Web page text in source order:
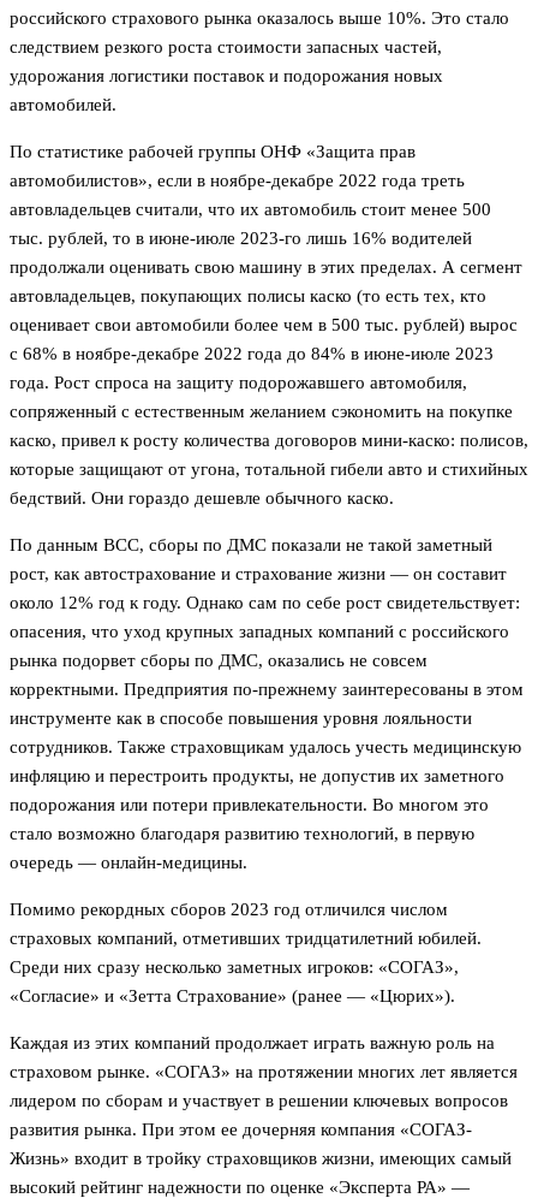
российского страхового рынка оказалось выше 10%. Это стало
следствием резкого роста стоимости запасных частей,
удорожания логистики поставок и подорожания новых
автомобилей.
По статистике рабочей группы ОНФ «Защита прав
автомобилистов», если в ноябре-декабре 2022 года треть
автовладельцев считали, что их автомобиль стоит менее 500
тыс. рублей, то в июне-июле 2023-го лишь 16% водителей
продолжали оценивать свою машину в этих пределах. А сегмент
автовладельцев, покупающих полисы каско (то есть тех, кто
оценивает свои автомобили более чем в 500 тыс. рублей) вырос
с 68% в ноябре-декабре 2022 года до 84% в июне-июле 2023
года. Рост спроса на защиту подорожавшего автомобиля,
сопряженный с естественным желанием сэкономить на покупке
каско, привел к росту количества договоров мини-каско: полисов,
которые защищают от угона, тотальной гибели авто и стихийных
бедствий. Они гораздо дешевле обычного каско.
По данным ВСС, сборы по ДМС показали не такой заметный
рост, как автострахование и страхование жизни — он составит
около 12% год к году. Однако сам по себе рост свидетельствует:
опасения, что уход крупных западных компаний с российского
рынка подорвет сборы по ДМС, оказались не совсем
корректными. Предприятия по-прежнему заинтересованы в этом
инструменте как в способе повышения уровня лояльности
сотрудников. Также страховщикам удалось учесть медицинскую
инфляцию и перестроить продукты, не допустив их заметного
подорожания или потери привлекательности. Во многом это
стало возможно благодаря развитию технологий, в первую
очередь — онлайн-медицины.
Помимо рекордных сборов 2023 год отличился числом
страховых компаний, отметивших тридцатилетний юбилей.
Среди них сразу несколько заметных игроков: «СОГАЗ»,
«Согласие» и «Зетта Страхование» (ранее — «Цюрих»).
Каждая из этих компаний продолжает играть важную роль на
страховом рынке. «СОГАЗ» на протяжении многих лет является
лидером по сборам и участвует в решении ключевых вопросов
развития рынка. При этом ее дочерняя компания «СОГАЗ-
Жизнь» входит в тройку страховщиков жизни, имеющих самый
высокий рейтинг надежности по оценке «Эксперта РА» —